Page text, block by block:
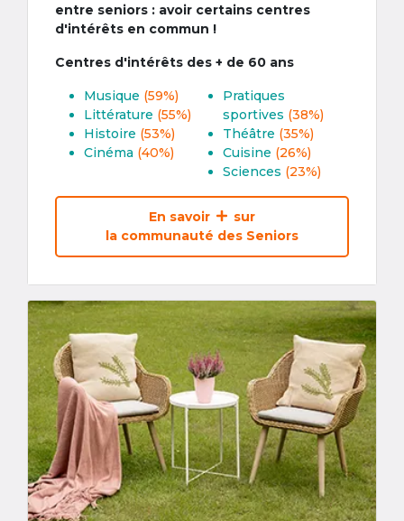
entre seniors : avoir certains centres
d'intérêts en commun !
Centres d'intérêts des + de 60 ans
Musique (59%)
Littérature (55%)
Histoire (53%)
Cinéma (40%)
Pratiques
sportives (38%)
Théâtre (35%)
Cuisine (26%)
Sciences (23%)
En savoir
sur
la communauté des Seniors